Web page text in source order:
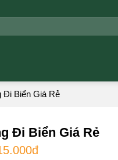
Đi Biển Giá Rẻ
Đi Biển Giá Rẻ